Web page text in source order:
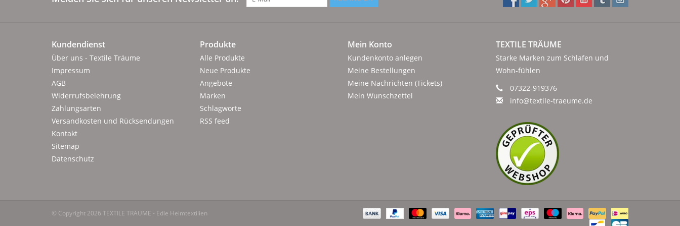
Kundendienst
Über uns - Textile Träume
Impressum
AGB
Widerrufsbelehrung
Zahlungsarten
Versandkosten und Rücksendungen
Kontakt
Sitemap
Datenschutz
Produkte
Alle Produkte
Neue Produkte
Angebote
Marken
Schlagworte
RSS feed
Mein Konto
Kundenkonto anlegen
Meine Bestellungen
Meine Nachrichten (Tickets)
Mein Wunschzettel
TEXTILE TRÄUME
Starke Marken zum Schlafen und
Wohn-fühlen
07322-919376
info@textile-traeume.de
© Copyright 2026 TEXTILE TRÄUME - Edle Heimtextilien